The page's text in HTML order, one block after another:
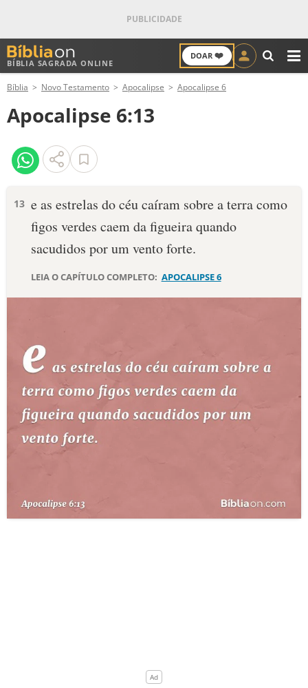
BÍBLIA SAGRADA ONLINE
DOAR ❤️
ANTIGO TESTAMENTO
NOVO TESTAMENTO
VERSÍCULOS
PALAVRA DO DIA
DEVOCIONAL DIÁRIO
ESTUDOS BÍBLICOS
ESBOÇOS DE PREGAÇÃO
TEMAS
TERMO BÍBLICO
Bíblia Novo Testamento Apocalipse Apocalipse 6
Apocalipse 6:13
13 e as estrelas do céu caíram sobre a terra como
figos verdes caem da figueira quando
sacudidos por um vento forte.
LEIA O CAPÍTULO COMPLETO: APOCALIPSE 6